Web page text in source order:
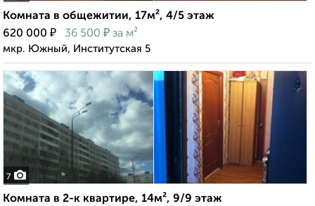
Комната в общежитии, 17м², 4/5 этаж
620 000 ₽ 36 500 ₽ за м²
мкр. Южный, Институтская 5
7
Комната в 2-к квартире, 14м², 9/9 этаж